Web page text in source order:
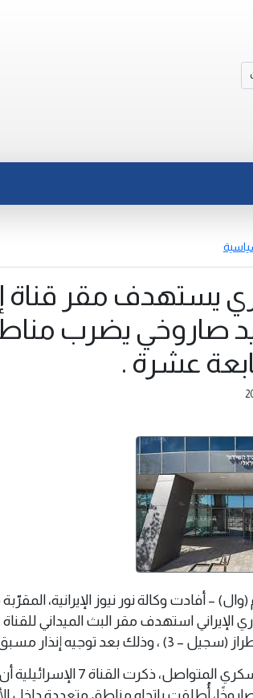
يستهدف مقر قناة
صاروخي يضرب
عشرة .
20 يونيو 2025 م (وال) – أفادت وكالة نور نيوز
بعد توجيه إنذار مسبق.
وفي إطار التصعيد العسكري